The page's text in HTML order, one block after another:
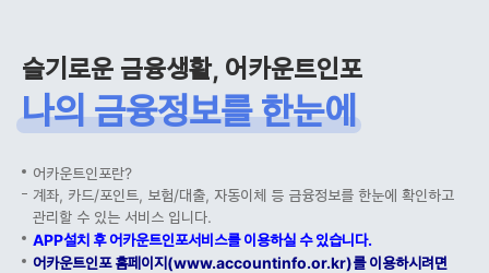
슬기로운 금융생활, 어카운트인포
나의 금융정보를 한눈에
어카운트인포란?
계좌, 카드/포인트, 보험/대출, 자동이체 등 금융정보를 한눈에 확인하고
관리할 수 있는 서비스 입니다.
APP설치 후 어카운트인포서비스를 이용하실 수 있습니다.
어카운트인포 홈페이지(www.accountinfo.or.kr)를 이용하시려면